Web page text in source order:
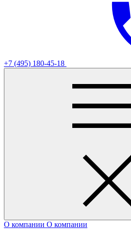
+7 (495) 180-45-18
О компании О компании